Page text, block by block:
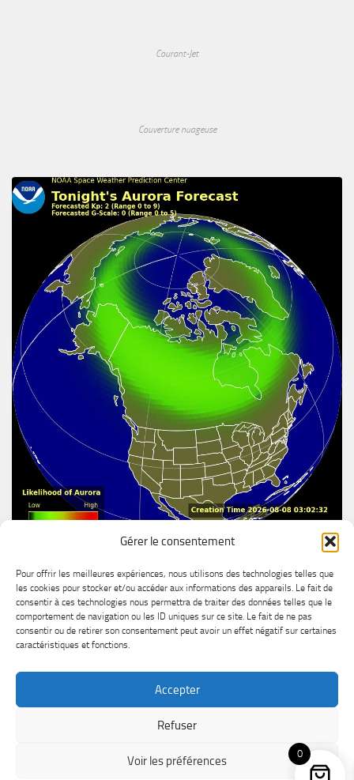
Gérer le consentement
Pour offrir les meilleures expériences, nous utilisons des technologies telles que
les cookies pour stocker et/ou accéder aux informations des appareils. Le fait de
consentir à ces technologies nous permettra de traiter des données telles que le
comportement de navigation ou les ID uniques sur ce site. Le fait de ne pas
consentir ou de retirer son consentement peut avoir un effet négatif sur certaines
caractéristiques et fonctions.
Accepter
Refuser
Voir les préférences
Courant-Jet
Couverture nuageuse
0